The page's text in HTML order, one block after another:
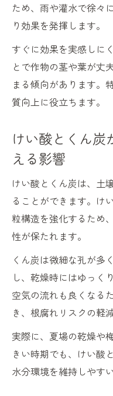
ため、雨や灌水で徐々
り効果を発揮します。
すぐに効果を実感しに
とで作物の茎や葉が丈
まる傾向があります。
質向上に役立ちます。
けい酸とくん炭
える影響
けい酸とくん炭は、土
ることができます。け
粒構造を強化するため
性が保たれます。
くん炭は微細な孔が多
し、乾燥時にはゆっく
空気の流れも良くなる
き、根腐れリスクの軽
実際に、夏場の乾燥や
きい時期でも、けい酸
水分環境を維持しやす